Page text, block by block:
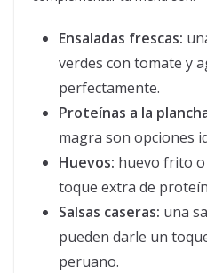
Ensaladas frescas:
verdes con tomate y
perfectamente.
Proteínas a la
magra son opciones
Huevos: huevo frito o
toque extra de
Salsas caseras: una
pueden darle un
peruano.